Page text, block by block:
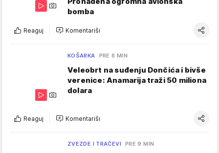
bomba
Reaguj Komentariši
KOŠARKA PRE 8 MIN
Veleobrt na suđenju Dončića i bivše
verenice: Anamarija traži 50 miliona
dolara
Reaguj Komentariši
ZVEZDE I TRAČEVI PRE 9 MIN